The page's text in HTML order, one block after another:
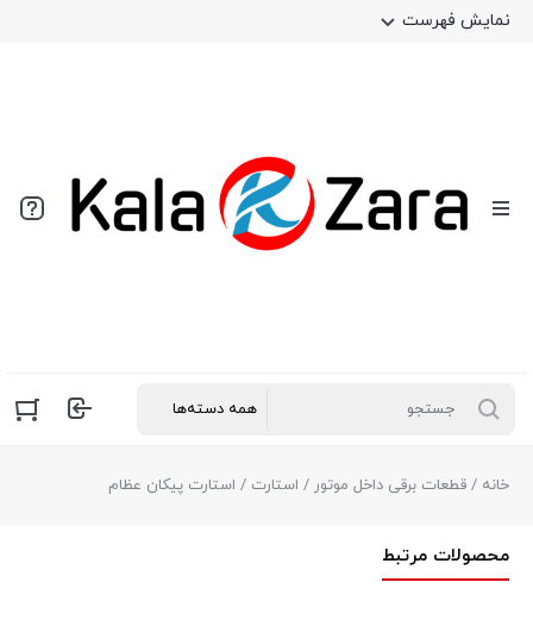
نمایش فهرست
خانه / قطعات برقی داخل موتور / استارت / استارت پیکان عظام
محصولات مرتبط